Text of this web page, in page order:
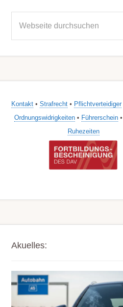
Kontakt • Strafrecht • Pflichtverteidiger
Ordnungswidrigkeiten • Führerschein •
Ruhezeiten
Akuelles: